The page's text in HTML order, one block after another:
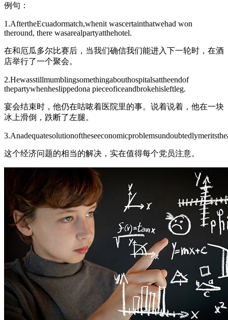
例句：
1.AftertheEcuadormatch,whenit wascertainthatwehad won
theround, there wasarealpartyatthehotel.
在和厄瓜多尔比赛后，当我们确信我们能进入下一轮时，在酒
店举行了一个聚会。
2.Hewasstillmumblingsomethingabouthospitalsattheendof
thepartywhenheslippedona pieceoficeandbrokehisleftleg.
宴会结束时，他仍在咕哝着医院里的事。说着说着，他在一块
冰上滑倒，跌断了左腿。
这个经济问题的相当的解决，实在值得每个党员注意。